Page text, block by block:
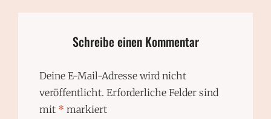
Schreibe einen Kommentar
Deine E-Mail-Adresse wird nicht
veröffentlicht. Erforderliche Felder sind
mit * markiert